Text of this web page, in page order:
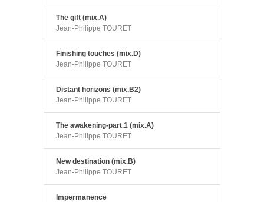
The gift (mix.A)
Jean-Philippe TOURET
Finishing touches (mix.D)
Jean-Philippe TOURET
Distant horizons (mix.B2)
Jean-Philippe TOURET
The awakening-part.1 (mix.A)
Jean-Philippe TOURET
New destination (mix.B)
Jean-Philippe TOURET
Impermanence